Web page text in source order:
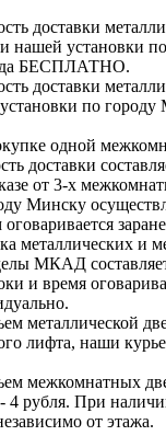
доставки
нашей установки
БЕСПЛАТНО.
доставки
по городу
одной
доставки
от 3-х
Минску
металлических и
МКАД
и время
металлической
лифта, наши
межкомнатных
4 рубля. При
от этажа.